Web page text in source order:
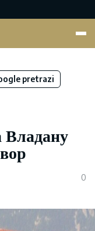
pretrazi
0